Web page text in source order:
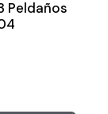
Peldaños